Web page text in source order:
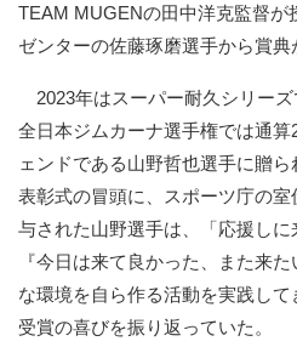
TEAM MUGENの田中洋克監督が
ゼンターの佐藤琢磨選手から賞典
2023年はスーパー耐久シリーズ
全日本ジムカーナ選手権では通
ェンドである山野哲也選手に贈
表彰式の冒頭に、スポーツ庁の
与された山野選手は、「応援し
『今日は来て良かった、また来
な環境を自ら作る活動を実践し
受賞の喜びを振り返っていた。